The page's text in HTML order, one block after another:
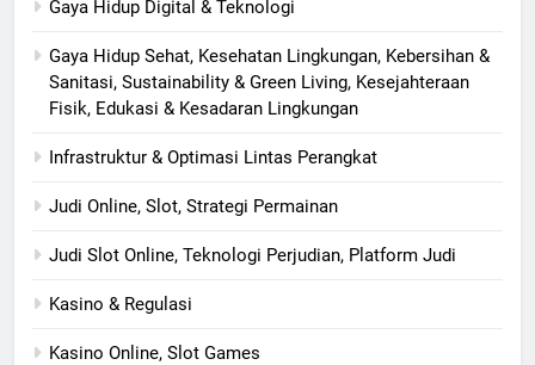
Gaya Hidup Digital & Teknologi
Gaya Hidup Sehat, Kesehatan Lingkungan, Kebersihan &
Sanitasi, Sustainability & Green Living, Kesejahteraan
Fisik, Edukasi & Kesadaran Lingkungan
Infrastruktur & Optimasi Lintas Perangkat
Judi Online, Slot, Strategi Permainan
Judi Slot Online, Teknologi Perjudian, Platform Judi
Kasino & Regulasi
Kasino Online, Slot Games